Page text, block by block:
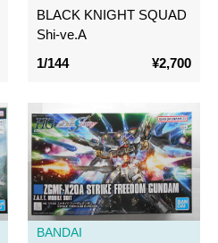
BLACK KNIGHT SQUAD
Shi-ve.A
1/144
¥2,700
BANDAI